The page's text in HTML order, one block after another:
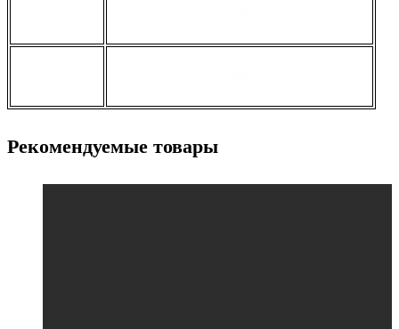
Рекомендуемые товары